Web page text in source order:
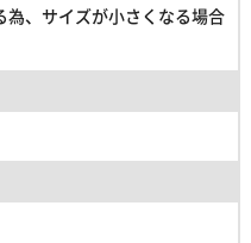
、サイズが小さくなる場合